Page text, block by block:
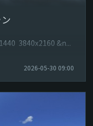
3840x2160 &n...
2026-05-30 09:00